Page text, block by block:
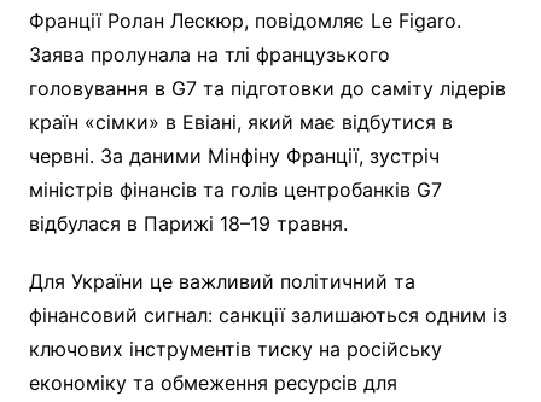
Франції Ролан Лескюр, повідомляє Le Figaro.
Заява пролунала на тлі французького
головування в G7 та підготовки до саміту лідерів
країн «сімки» в Евіані, який має відбутися в
червні. За даними Мінфіну Франції, зустріч
міністрів фінансів та голів центробанків G7
відбулася в Парижі 18–19 травня.
Для України це важливий політичний та
фінансовий сигнал: санкції залишаються одним із
ключових інструментів тиску на російську
економіку та обмеження ресурсів для